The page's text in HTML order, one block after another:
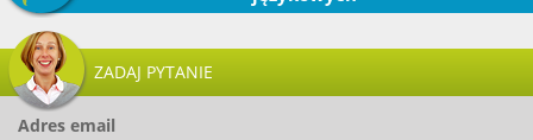
ZADAJ PYTANIE
Adres email